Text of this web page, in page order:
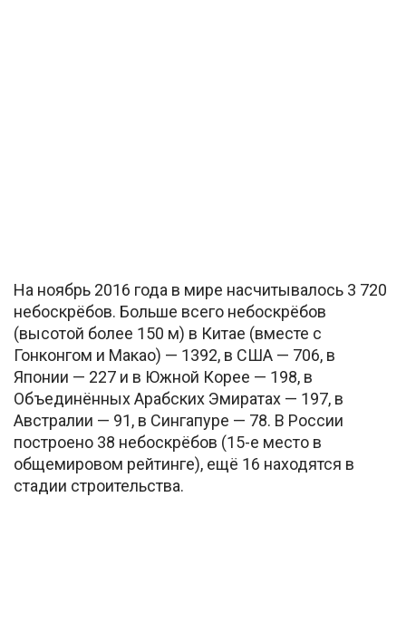
На ноябрь 2016 года в мире насчитывалось 3 720
небоскрёбов. Больше всего небоскрёбов
(высотой более 150 м) в Китае (вместе с
Гонконгом и Макао) — 1392, в США — 706, в
Японии — 227 и в Южной Корее — 198, в
Объединённых Арабских Эмиратах — 197, в
Австралии — 91, в Сингапуре — 78. В России
построено 38 небоскрёбов (15-е место в
общемировом рейтинге), ещё 16 находятся в
стадии строительства.